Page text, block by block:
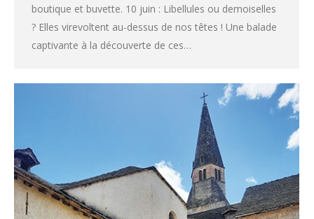
boutique et buvette. 10 juin : Libellules ou demoiselles
? Elles virevoltent au-dessus de nos têtes ! Une balade
captivante à la découverte de ces…